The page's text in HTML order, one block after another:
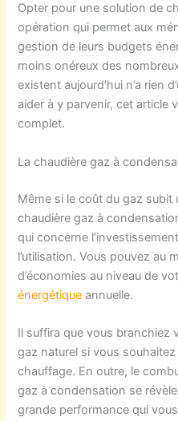
Opter pour une solution de
opération qui permet aux
gestion de leurs budgets
moins onéreux des
existent aujourd’hui n’a rien
aider à y parvenir, cet article
complet.
La chaudière gaz à
Même si le coût du gaz
chaudière gaz à
qui concerne
l’utilisation. Vous pouvez au
d’économies au niveau de
énergétique annuelle.
Il suffira que vous branchiez
gaz naturel si vous
chauffage. En outre, le
gaz à condensation se
grande performance qui